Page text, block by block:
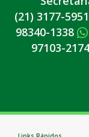
(21) 3177-5951
98340-1338
97103-